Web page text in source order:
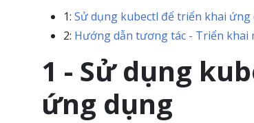
1: Sử dụng kubectl để triển khai ứng
2: Hướng dẫn tương tác - Triển khai
1 - Sử dụng
ứng dụng